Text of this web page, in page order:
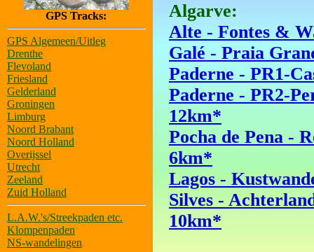
GPS Tracks:
GPS Algemeen/Uitleg
Drenthe
Flevoland
Friesland
Gelderland
Groningen
Limburg
Noord Brabant
Noord Holland
Overijssel
Utrecht
Zeeland
Zuid Holland
L.A.W.'s/Streekpaden etc.
Klompenpaden
NS-wandelingen
Algarve:
Alte - Fontes &
Galé - Praia
Paderne - PR1-
Paderne - PR2-
12km*
Pocha de Pena -
6km*
Lagos -
Silves -
10km*